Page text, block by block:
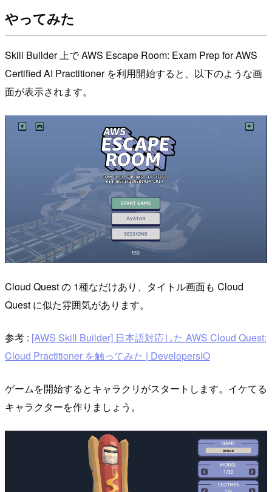
やってみた
Skill Builder 上で AWS Escape Room: Exam Prep for AWS
Certified AI Practitioner を利用開始すると、以下のような画
面が表示されます。
Cloud Quest の 1種なだけあり、タイトル画面も Cloud
Quest に似た雰囲気があります。
参考 : [AWS Skill Builder] 日本語対応した AWS Cloud Quest:
Cloud Practitioner を触ってみた | DevelopersIO
ゲームを開始するとキャラクリがスタートします。イケてる
キャラクターを作りましょう。